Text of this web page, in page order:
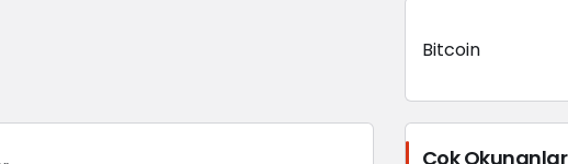
Bitcoin
Çok Okunanlar